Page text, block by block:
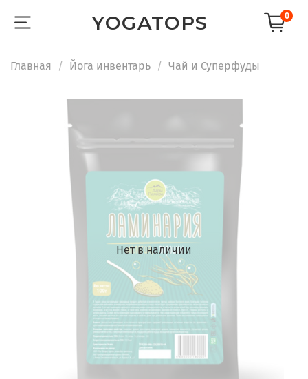
YOGATOPS 0
Главная Йога инвентарь Чай и Суперфуды
Нет в наличии